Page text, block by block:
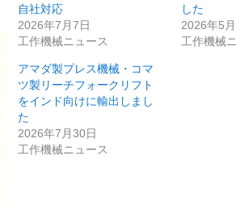
自社対応
2026年7月7日
工作機械ニュース
した
2026年5
工作機械
アマダ製プレス機械・コマ
ツ製リーチフォークリフト
をインド向けに輸出しまし
た
2026年7月30日
工作機械ニュース